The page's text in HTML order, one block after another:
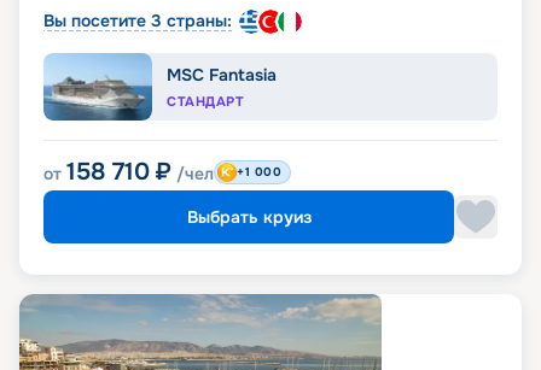
Вы посетите 3 страны:
MSC Fantasia
СТАНДАРТ
от 158 710 ₽ /чел +1 000
Выбрать круиз